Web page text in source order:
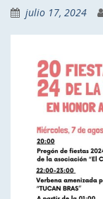
julio 17, 2024